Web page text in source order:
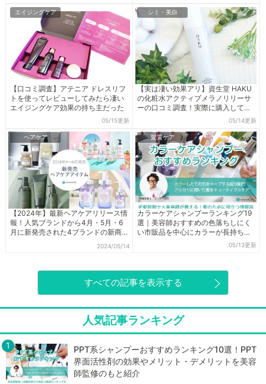
エイジングケア
05/15更新
【口コミ調査】アテニア ドレスリフ
トを使ってレビューしてみたら凄い
エイジングケア効果の持ち主だった
シミ・美白
05/14更新
【実は凄い効果アリ】資生堂 HAKU
の化粧水アクティブメラノリリーサ
ーの口コミ調査！実際に購入してレ
ヘアケア
2024/05/14
【2024年】最新ヘアケアリリース情
報！人気ブランドから4月・5月・6
月に新発売された4ブランドの新商
髪質ケア
05/13更新
カラーケアシャンプーランキング19
選｜美容師おすすめの色落ちしにく
い市販品を中心にカラーが長持ちす
すべての記事を表示する
人気記事ランキング
1
PPT系シャンプーおすすめランキング10選！PPT
界面活性剤の効果やメリット・デメリットを美容
師監修のもと紹介